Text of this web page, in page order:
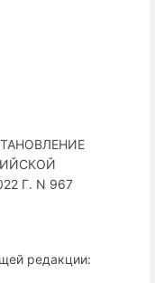
Г. N 967
редакции: